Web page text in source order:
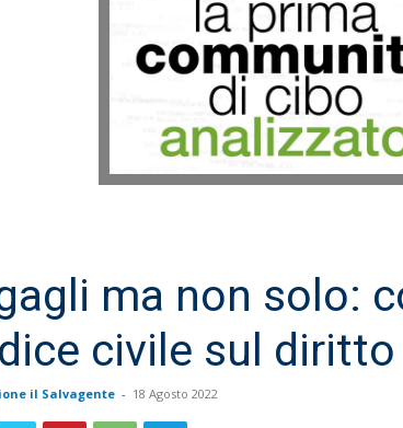
ma non solo:
civile sul
il Salvagente - 18 Agosto 2022